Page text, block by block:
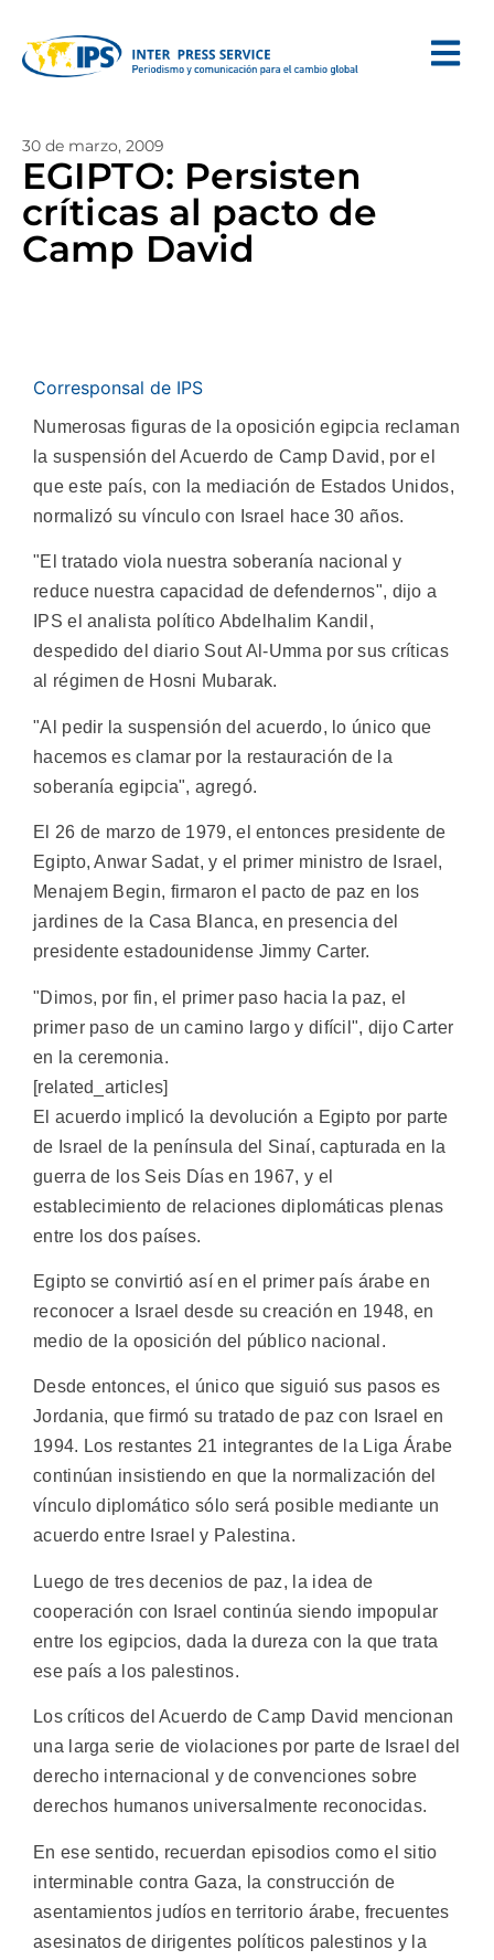
30 de marzo, 2009
EGIPTO: Persisten
críticas al pacto de
Camp David
Corresponsal de IPS
Numerosas figuras de la oposición egipcia reclaman
la suspensión del Acuerdo de Camp David, por el
que este país, con la mediación de Estados Unidos,
normalizó su vínculo con Israel hace 30 años.
"El tratado viola nuestra soberanía nacional y
reduce nuestra capacidad de defendernos", dijo a
IPS el analista político Abdelhalim Kandil,
despedido del diario Sout Al-Umma por sus críticas
al régimen de Hosni Mubarak.
"Al pedir la suspensión del acuerdo, lo único que
hacemos es clamar por la restauración de la
soberanía egipcia", agregó.
El 26 de marzo de 1979, el entonces presidente de
Egipto, Anwar Sadat, y el primer ministro de Israel,
Menajem Begin, firmaron el pacto de paz en los
jardines de la Casa Blanca, en presencia del
presidente estadounidense Jimmy Carter.
"Dimos, por fin, el primer paso hacia la paz, el
primer paso de un camino largo y difícil", dijo Carter
en la ceremonia.
[related_articles]
El acuerdo implicó la devolución a Egipto por parte
de Israel de la península del Sinaí, capturada en la
guerra de los Seis Días en 1967, y el
establecimiento de relaciones diplomáticas plenas
entre los dos países.
Egipto se convirtió así en el primer país árabe en
reconocer a Israel desde su creación en 1948, en
medio de la oposición del público nacional.
Desde entonces, el único que siguió sus pasos es
Jordania, que firmó su tratado de paz con Israel en
1994. Los restantes 21 integrantes de la Liga Árabe
continúan insistiendo en que la normalización del
vínculo diplomático sólo será posible mediante un
acuerdo entre Israel y Palestina.
Luego de tres decenios de paz, la idea de
cooperación con Israel continúa siendo impopular
entre los egipcios, dada la dureza con la que trata
ese país a los palestinos.
Los críticos del Acuerdo de Camp David mencionan
una larga serie de violaciones por parte de Israel del
derecho internacional y de convenciones sobre
derechos humanos universalmente reconocidas.
En ese sentido, recuerdan episodios como el sitio
interminable contra Gaza, la construcción de
asentamientos judíos en territorio árabe, frecuentes
asesinatos de dirigentes políticos palestinos y la